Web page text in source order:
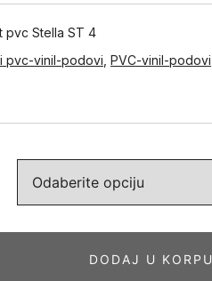
pvc Stella ST 4
pvc-vinil-podovi PVC-vinil-podovi
DODAJ U KORPU